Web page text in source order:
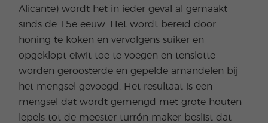
Alicante) wordt het in ieder geval al gemaakt
sinds de 15e eeuw. Het wordt bereid door
honing te koken en vervolgens suiker en
opgeklopt eiwit toe te voegen en tenslotte
worden geroosterde en gepelde amandelen bij
het mengsel gevoegd. Het resultaat is een
mengsel dat wordt gemengd met grote houten
lepels tot de meester turrón maker beslist dat